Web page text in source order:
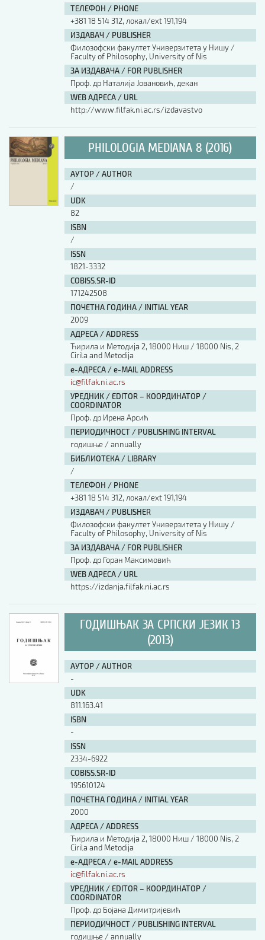
ТЕЛЕФОН / PHONE
+381 18 514 312, локал/ext 191,194
ИЗДАВАЧ / PUBLISHER
Филозофски факултет Универзитета у Нишу /
Faculty of Philosophy, University of Nis
ЗА ИЗДАВАЧА / FOR PUBLISHER
Проф. др Наталија Јовановић, декан
WEB АДРЕСА / URL
http://www.filfak.ni.ac.rs/izdavastvo
PHILOLOGIA MEDIANA 8 (2016)
АУТОР / AUTHOR
/
UDK
82
ISBN
/
ISSN
1821-3332
COBISS.SR-ID
171242508
ПОЧЕТНА ГОДИНА / INITIAL YEAR
2009
АДРЕСА / ADDRESS
Ћирила и Методија 2, 18000 Ниш / 18000 Nis, 2
Cirila and Metodija
е-АДРЕСА / e-MAIL ADDRESS
ic@filfak.ni.ac.rs
УРЕДНИК / EDITOR – КООРДИНАТОР /
COORDINATOR
Проф. др Ирена Арсић
ПЕРИОДИЧНОСТ / PUBLISHING INTERVAL
годишње / annually
БИБЛИОТЕКА / LIBRARY
/
ТЕЛЕФОН / PHONE
+381 18 514 312, локал/ext 191,194
ИЗДАВАЧ / PUBLISHER
Филозофски факултет Универзитета у Нишу /
Faculty of Philosophy, University of Nis
ЗА ИЗДАВАЧА / FOR PUBLISHER
Проф. др Горан Максимовић
WEB АДРЕСА / URL
https://izdanja.filfak.ni.ac.rs
ГОДИШЊАК ЗА СРПСКИ ЈЕЗИК 13
(2013)
АУТОР / AUTHOR
-
UDK
811.163.41
ISBN
-
ISSN
2334-6922
COBISS.SR-ID
195610124
ПОЧЕТНА ГОДИНА / INITIAL YEAR
2000
АДРЕСА / ADDRESS
Ћирила и Методија 2, 18000 Ниш / 18000 Nis, 2
Cirila and Metodija
е-АДРЕСА / e-MAIL ADDRESS
ic@filfak.ni.ac.rs
УРЕДНИК / EDITOR – КООРДИНАТОР /
COORDINATOR
Проф. др Бојана Димитријевић
ПЕРИОДИЧНОСТ / PUBLISHING INTERVAL
годишње / annually